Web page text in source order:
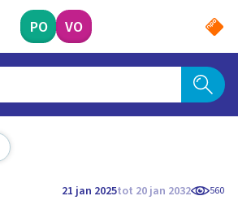
PO VO
21 jan 2025tot 20 jan 2032 560